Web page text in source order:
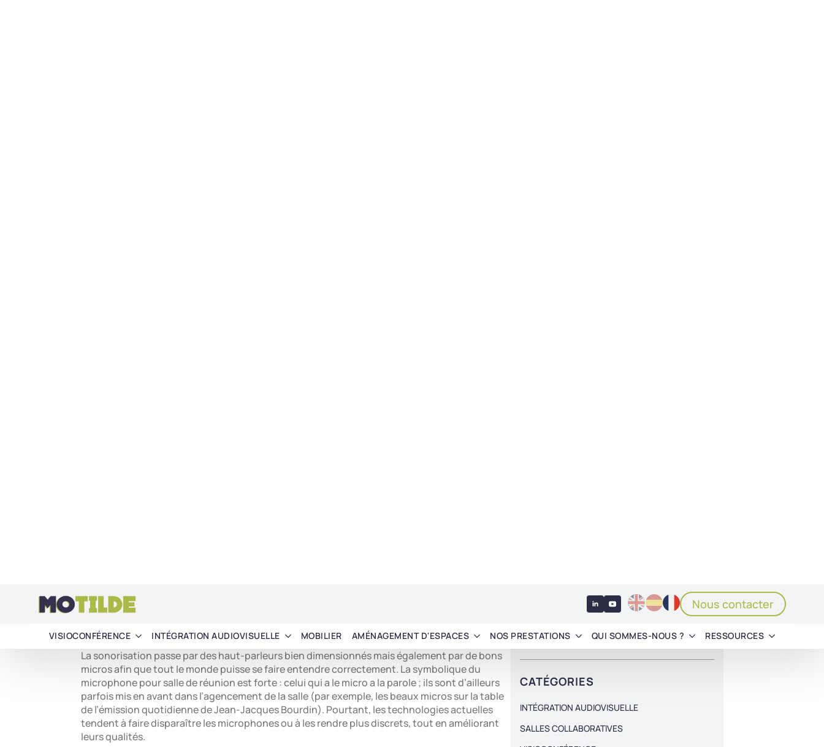
monde puisse voir et être vu par le site distant, pas de contre-jour, position de caméra et taille
nous souhaitons attirer votre attention.
La sonorisation passe par des haut-parleurs bien dimensionnés mais également par de bons
micros afin que tout le monde puisse se faire entendre correctement. La symbolique du
microphone pour salle de réunion est forte : celui qui a le micro a la parole ; ils sont d’ailleurs
parfois mis en avant dans l’agencement de la salle (par exemple, les beaux micros sur la table
de l’émission quotidienne de Jean-Jacques Bourdin). Pourtant, les technologies actuelles
tendent à faire disparaître les microphones ou à les rendre plus discrets, tout en améliorant
leurs qualités.
VISIOCONFÉRENCE
Demande de
démonstration
Demandez une démonstration gratuite afin de
de collaboration à distance !